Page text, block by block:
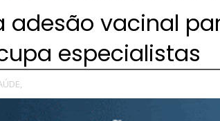
adesão vacinal
especialistas